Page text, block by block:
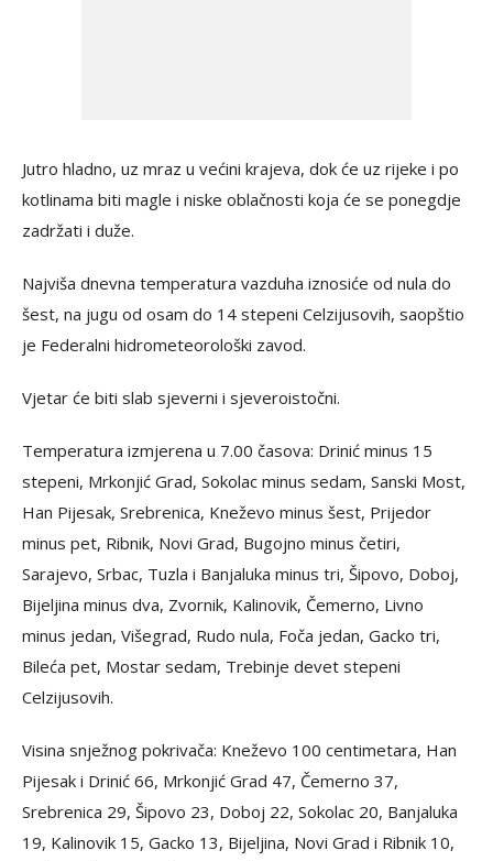
Jutro hladno, uz mraz u većini krajeva, dok će uz rijeke i po
kotlinama biti magle i niske oblačnosti koja će se ponegdje
zadržati i duže.
Najviša dnevna temperatura vazduha iznosiće od nula do
šest, na jugu od osam do 14 stepeni Celzijusovih, saopštio
je Federalni hidrometeorološki zavod.
Vjetar će biti slab sjeverni i sjeveroistočni.
Temperatura izmjerena u 7.00 časova: Drinić minus 15
stepeni, Mrkonjić Grad, Sokolac minus sedam, Sanski Most,
Han Pijesak, Srebrenica, Kneževo minus šest, Prijedor
minus pet, Ribnik, Novi Grad, Bugojno minus četiri,
Sarajevo, Srbac, Tuzla i Banjaluka minus tri, Šipovo, Doboj,
Bijeljina minus dva, Zvornik, Kalinovik, Čemerno, Livno
minus jedan, Višegrad, Rudo nula, Foča jedan, Gacko tri,
Bileća pet, Mostar sedam, Trebinje devet stepeni
Celzijusovih.
Visina snježnog pokrivača: Kneževo 100 centimetara, Han
Pijesak i Drinić 66, Mrkonjić Grad 47, Čemerno 37,
Srebrenica 29, Šipovo 23, Doboj 22, Sokolac 20, Banjaluka
19, Kalinovik 15, Gacko 13, Bijeljina, Novi Grad i Ribnik 10,